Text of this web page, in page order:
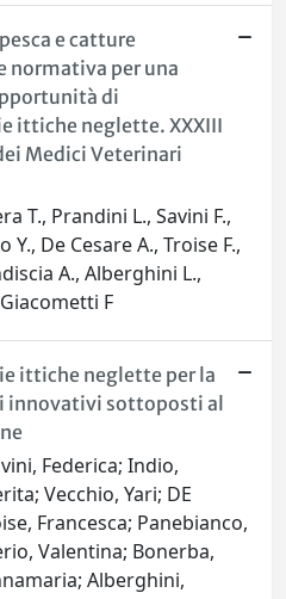
e catture
normativa per una
di
ittiche neglette. XXXIII
Medici Veterinari
T., Prandini L., Savini F.,
De Cesare A., Troise F.,
A., Alberghini L.,
F
ittiche neglette per la
innovativi sottoposti al
Federica; Indio,
Vecchio, Yari; DE
Francesca; Panebianco,
Valentina; Bonerba,
Alberghini,